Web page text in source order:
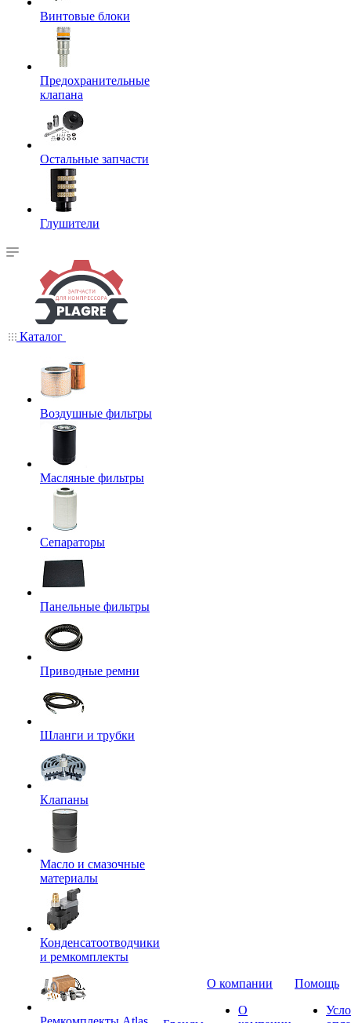
Винтовые блоки
Предохранительные
клапана
Остальные запчасти
Глушители
Каталог
Воздушные фильтры
Масляные фильтры
Сепараторы
Панельные фильтры
Приводные ремни
Шланги и трубки
Клапаны
Масло и смазочные
материалы
Конденсатоотводчики
и ремкомплекты
О компании
О
Помощь